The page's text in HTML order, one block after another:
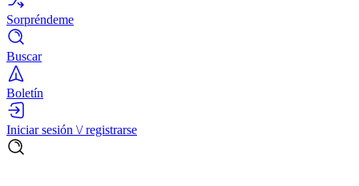
Sorpréndeme
Buscar
Boletín
Iniciar sesión \/ registrarse